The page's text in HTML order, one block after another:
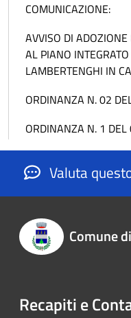
COMUNICAZIONE:
AVVISO DI
AL PIANO
LAMBERTENGHI IN
ORDINANZA N. 02
ORDINANZA N. 1
Valuta
Comune
Recapiti e